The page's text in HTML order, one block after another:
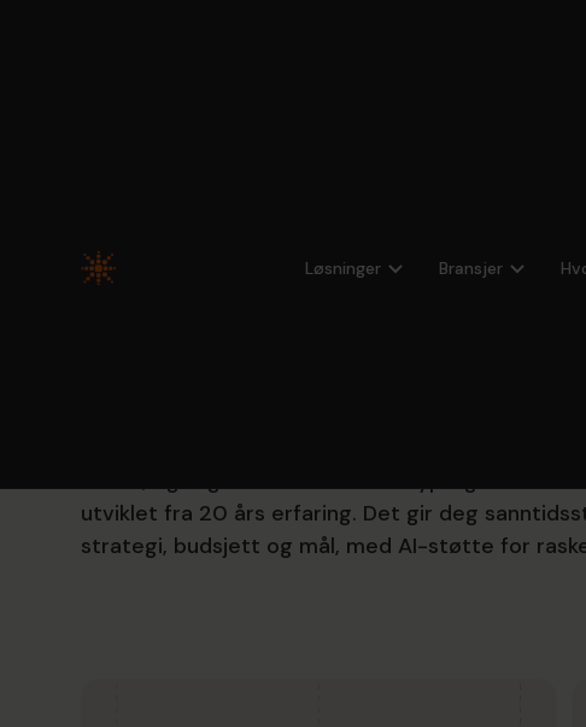
Løsninger Bransjer
Få tak i det
uklare, og regneark er ikke nok. Hypergene
utviklet fra 20 års erfaring. Det gir deg
strategi, budsjett og mål, med AI-støtte for